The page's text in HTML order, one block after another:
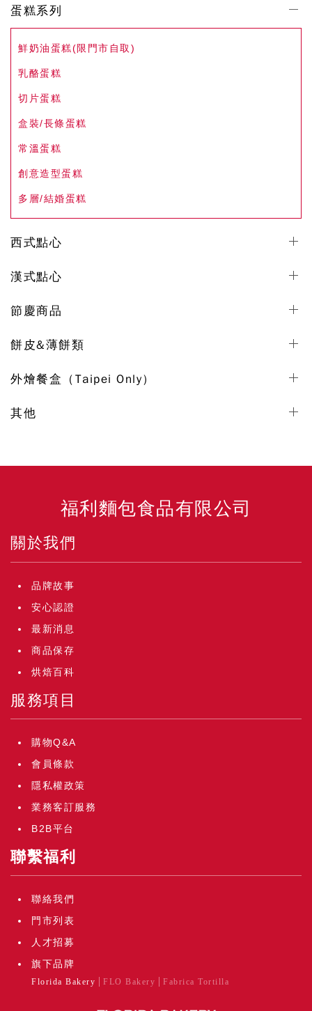
蛋糕系列
鮮奶油蛋糕(限門市自取)
乳酪蛋糕
切片蛋糕
盒裝/長條蛋糕
常溫蛋糕
創意造型蛋糕
多層/結婚蛋糕
西式點心
漢式點心
節慶商品
餅皮&薄餅類
外燴餐盒（Taipei Only）
其他
福利麵包食品有限公司
關於我們
品牌故事
安心認證
最新消息
商品保存
烘焙百科
服務項目
購物Q&A
會員條款
隱私權政策
業務客訂服務
B2B平台
聯繫福利
聯絡我們
門市列表
人才招募
旗下品牌
Florida Bakery FLO Bakery Fabrica Tortilla